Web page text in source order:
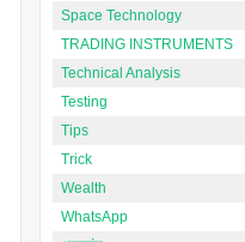
Space Technology
TRADING INSTRUMENTS
Technical Analysis
Testing
Tips
Trick
Wealth
WhatsApp